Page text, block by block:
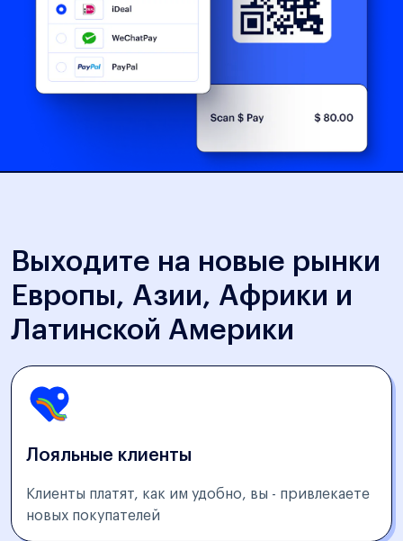
Выходите на новые рынки
Европы, Азии, Африки и
Латинской Америки
Лояльные клиенты
Клиенты платят, как им удобно, вы - привлекаете
новых покупателей